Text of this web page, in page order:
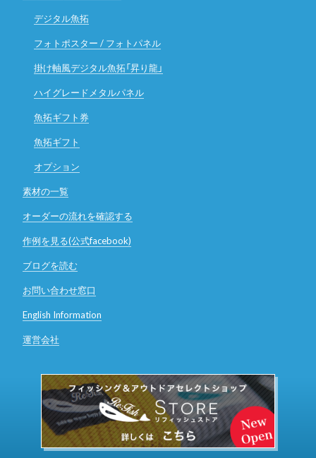
デジタル魚拓
フォトポスター / フォトパネル
掛け軸風デジタル魚拓「昇り龍」
ハイグレードメタルパネル
魚拓ギフト券
魚拓ギフト
オプション
素材の一覧
オーダーの流れを確認する
作例を見る(公式facebook)
ブログを読む
お問い合わせ窓口
English Information
運営会社